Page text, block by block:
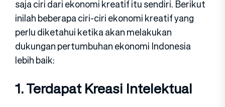
saja ciri dari ekonomi kreatif itu sendiri. Berikut
inilah beberapa ciri-ciri ekonomi kreatif yang
perlu diketahui ketika akan melakukan
dukungan pertumbuhan ekonomi Indonesia
lebih baik:
1. Terdapat Kreasi Intelektual